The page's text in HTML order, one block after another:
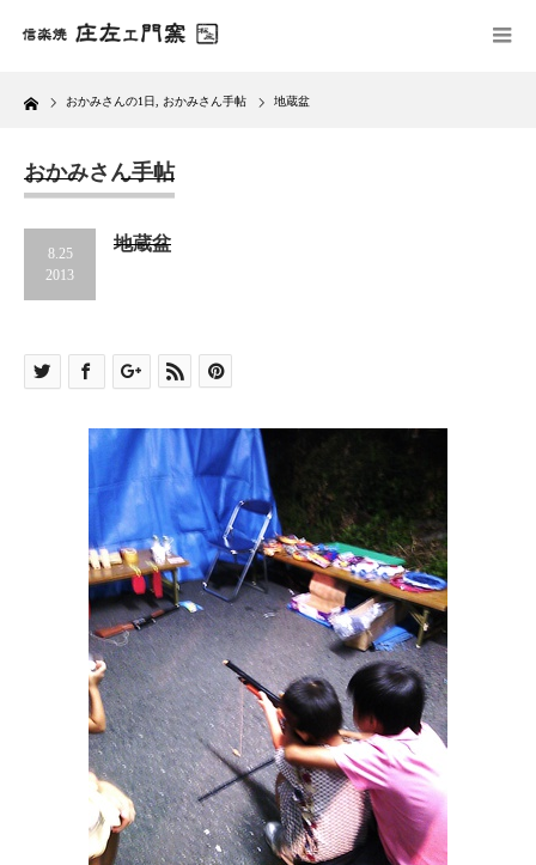
Home おかみさんの1日 おかみさん手帖 地蔵盆
おかみさん手帖
8.25
2013
地蔵盆